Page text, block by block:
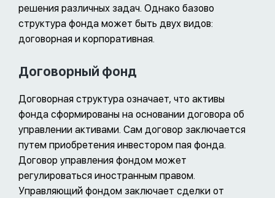
решения различных задач. Однако базово
структура фонда может быть двух видов:
договорная и корпоративная.
Договорный фонд
Договорная структура означает, что активы
фонда сформированы на основании договора об
управлении активами. Сам договор заключается
путем приобретения инвестором пая фонда.
Договор управления фондом может
регулироваться иностранным правом.
Управляющий фондом заключает сделки от